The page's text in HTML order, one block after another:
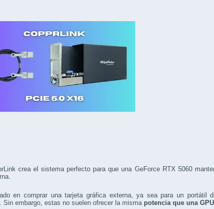
crea el sistema perfecto para que una GeForce RTX 5060
en comprar una tarjeta gráfica externa, ya sea para un portátil
Sin embargo, estas no suelen ofrecer la misma potencia que una